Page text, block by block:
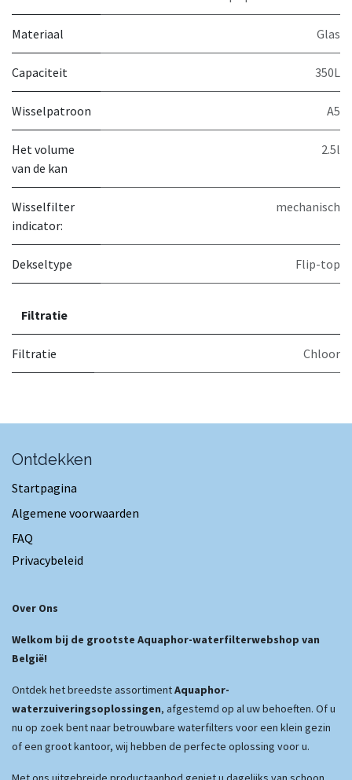
Materiaal Glas
Capaciteit 350L
Wisselpatroon A5
Het volume
van de kan
2.5l
Wisselfilter
indicator:
mechanisch
Dekseltype Flip-top
Filtratie
Filtratie Chloor
Ontdekken
Startpagina
Algemene voorwaarden
FAQ
Privacybeleid
Over Ons
Welkom bij de grootste Aquaphor-waterfilterwebshop van
België!
Ontdek het breedste assortimentAquaphor-
waterzuiveringsoplossingen, afgestemd op al uw behoeften. Of u
nu op zoek bent naar betrouwbare waterfilters voor een klein gezin
of een groot kantoor, wij hebben de perfecte oplossing voor u.